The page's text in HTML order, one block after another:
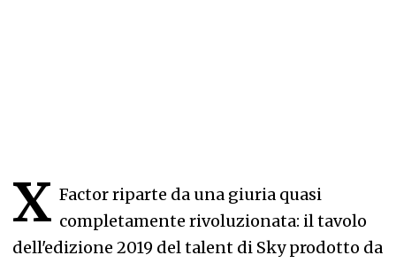
X Factor riparte da una giuria quasi
completamente rivoluzionata: il tavolo
dell'edizione 2019 del talent di Sky prodotto da